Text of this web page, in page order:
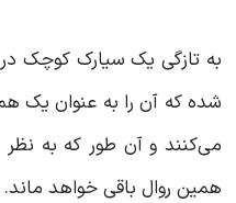
به تازگی یک سیارک کوچک
شده که آن را به عنوان یک
می‌کنند و آن طور که به نظر
همین روال باقی خواهد ماند.